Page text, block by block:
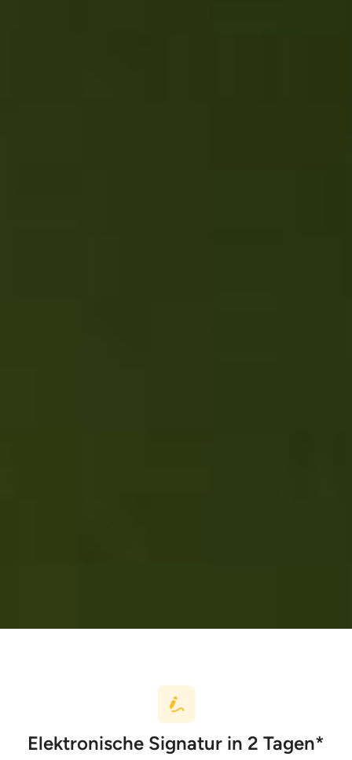
Elektronische Signatur in 2 Tagen*